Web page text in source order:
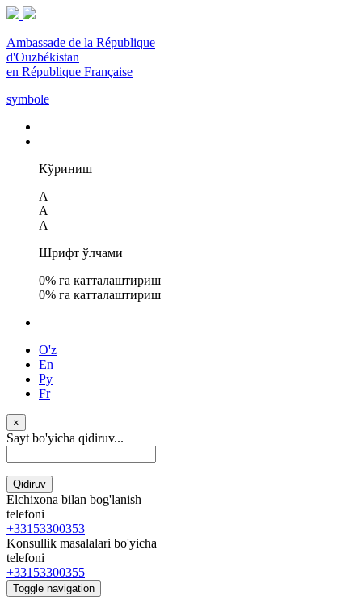
Ambassade de la République
d'Ouzbékistan
en République Française
symbole
Кўриниш
A
A
A
Шрифт ўлчами
0% га катталаштириш
0% га катталаштириш
O'z
En
Ру
Fr
×
Sayt bo'yicha qidiruv...
Qidiruv
Elchixona bilan bog'lanish
telefoni
+33153300353
Konsullik masalalari bo'yicha
telefoni
+33153300355
Toggle navigation